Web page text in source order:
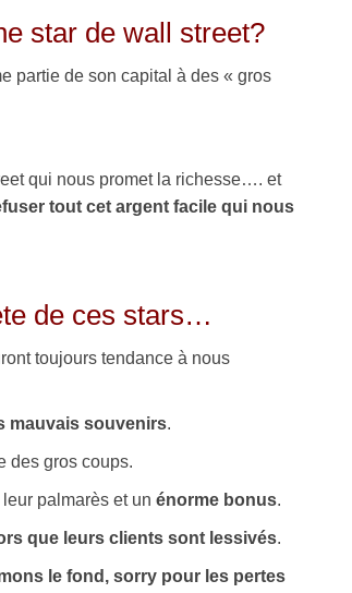
star de wall street?
partie de son capital à des « gros
qui nous promet la richesse…. et
tout cet argent facile qui nous
de ces stars…
toujours tendance à nous
mauvais souvenirs.
des gros coups.
palmarès et un énorme bonus.
que leurs clients sont lessivés.
le fond, sorry pour les pertes